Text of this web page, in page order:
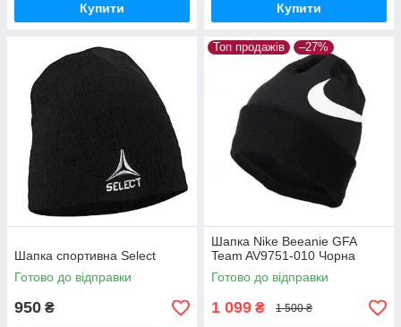
Купити Купити
Шапка спортивна Select
Готово до відправки
950 ₴
Топ продажів –27%
Шапка Nike Beeanie GFA
Team AV9751-010 Чорна
Готово до відправки
1 099 ₴ 1 500 ₴